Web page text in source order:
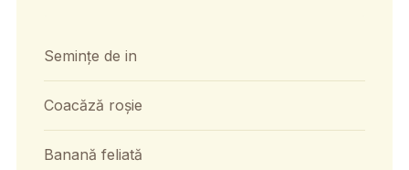
Semințe de in
Coacăză roșie
Banană feliată